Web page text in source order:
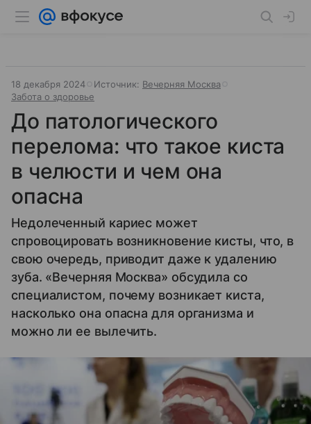
18 декабря 2024 Источник: Вечерняя Москва
Забота о здоровье
До патологического
перелома: что такое киста
в челюсти и чем она
опасна
Недолеченный кариес может
спровоцировать возникновение кисты, что, в
свою очередь, приводит даже к удалению
зуба. «Вечерняя Москва» обсудила со
специалистом, почему возникает киста,
насколько она опасна для организма и
можно ли ее вылечить.